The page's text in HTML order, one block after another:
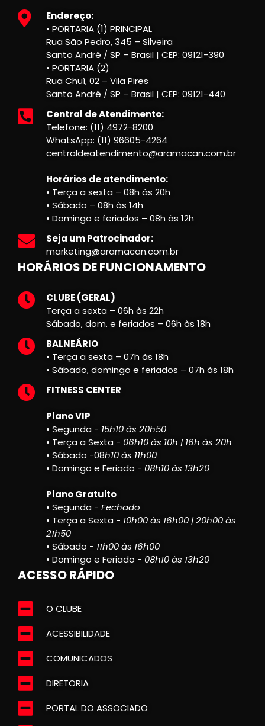
Endereço:
• PORTARIA (1) PRINCIPAL
Rua São Pedro, 345 – Silveira
Santo André / SP – Brasil | CEP: 09121-390
• PORTARIA (2)
Rua Chuí, 02 – Vila Pires
Santo André / SP – Brasil | CEP: 09121-440
Central de Atendimento:
Telefone: (11) 4972-8200
WhatsApp: (11) 96605-4264
centraldeatendimento@aramacan.com.br
Horários de atendimento:
• Terça a sexta – 08h às 20h
• Sábado – 08h às 14h
• Domingo e feriados – 08h às 12h
Seja um Patrocinador:
marketing@aramacan.com.br
HORÁRIOS DE FUNCIONAMENTO
CLUBE (GERAL)
Terça a sexta – 06h às 22h
Sábado, dom. e feriados – 06h às 18h
BALNEÁRIO
• Terça a sexta – 07h às 18h
• Sábado, domingo e feriados – 07h às 18h
FITNESS CENTER
Plano VIP
• Segunda - 15h10 às 20h50
• Terça a Sexta - 06h10 às 10h | 16h às 20h
• Sábado -08h10 às 11h00
• Domingo e Feriado - 08h10 às 13h20
Plano Gratuito
• Segunda - Fechado
• Terça a Sexta - 10h00 às 16h00 | 20h00 às
21h50
• Sábado - 11h00 às 16h00
• Domingo e Feriado - 08h10 às 13h20
ACESSO RÁPIDO
O CLUBE
ACESSIBILIDADE
COMUNICADOS
DIRETORIA
PORTAL DO ASSOCIADO